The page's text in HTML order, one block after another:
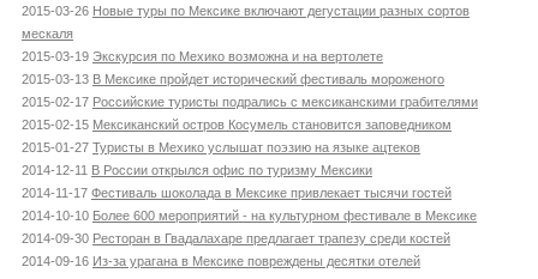
2015-03-26 Новые туры по Мексике включают дегустации разных сортов
мескаля
2015-03-19 Экскурсия по Мехико возможна и на вертолете
2015-03-13 В Мексике пройдет исторический фестиваль мороженого
2015-02-17 Российские туристы подрались с мексиканскими грабителями
2015-02-15 Мексиканский остров Косумель становится заповедником
2015-01-27 Туристы в Мехико услышат поэзию на языке ацтеков
2014-12-11
В России открылся офис по туризму Мексики
2014-11-17 Фестиваль шоколада в Мексике привлекает тысячи гостей
2014-10-10 Более 600 мероприятий - на культурном фестивале в Мексике
2014-09-30 Ресторан в Гвадалахаре предлагает трапезу среди костей
2014-09-16 Из-за урагана в Мексике повреждены десятки отелей